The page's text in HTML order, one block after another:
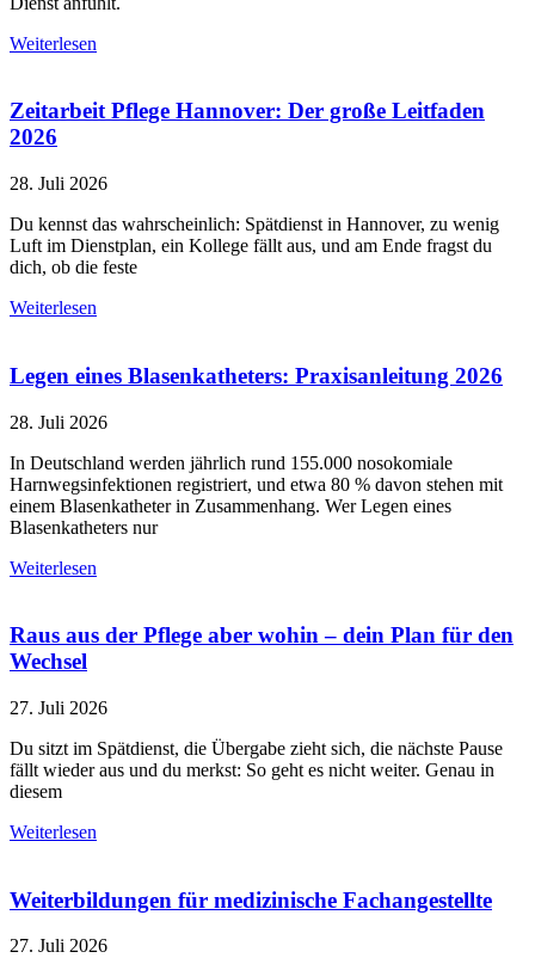
Weiterlesen
Zeitarbeit Pflege Hannover: Der große Leitfaden
2026
28. Juli 2026
Du kennst das wahrscheinlich: Spätdienst in Hannover, zu wenig
Luft im Dienstplan, ein Kollege fällt aus, und am Ende fragst du
dich, ob die feste
Weiterlesen
Legen eines Blasenkatheters: Praxisanleitung 2026
28. Juli 2026
In Deutschland werden jährlich rund 155.000 nosokomiale
Harnwegsinfektionen registriert, und etwa 80 % davon stehen mit
einem Blasenkatheter in Zusammenhang. Wer Legen eines
Blasenkatheters nur
Weiterlesen
Raus aus der Pflege aber wohin – dein Plan für den
Wechsel
27. Juli 2026
Du sitzt im Spätdienst, die Übergabe zieht sich, die nächste Pause
fällt wieder aus und du merkst: So geht es nicht weiter. Genau in
diesem
Weiterlesen
Weiterbildungen für medizinische Fachangestellte
27. Juli 2026